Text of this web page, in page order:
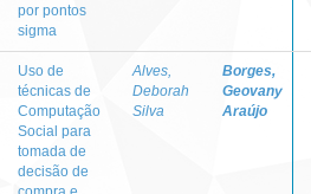
por pontos
sigma
Uso de
técnicas de
Computação
Social para
tomada de
decisão de
Alves,
Deborah
Silva
Borges,
Geovany
Araújo